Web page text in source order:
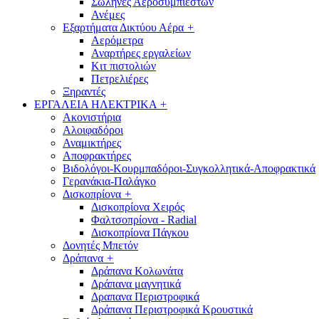
Ανέμες
Εξαρτήματα Δικτύου Αέρα +
Αερόμετρα
Αναρτήρες εργαλείων
Κιτ πιστολιών
Πετρελιέρες
Ξηραντές
ΕΡΓΑΛΕΙΑ ΗΛΕΚΤΡΙΚΑ +
Ακονιστήρια
Αλοιφαδόροι
Αναμικτήρες
Αποφρακτήρες
Βιδολόγοι-Κουρμπαδόροι-Συγκολλητικά-Αποφρακτικά
Γερανάκια-Παλάγκο
Δισκοπρίονα +
Δισκοπρίονα Χειρός
Φαλτσοπρίονα - Radial
Δισκοπρίονα Πάγκου
Δονητές Μπετόν
Δράπανα +
Δράπανα Κολωνάτα
Δράπανα μαγνητικά
Δραπανα Περιστροφικά
Δράπανα Περιστροφικά Κρουστικά